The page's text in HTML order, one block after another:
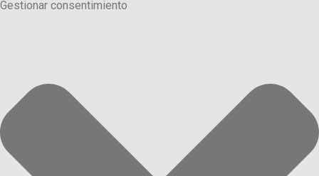
Gestionar consentimiento